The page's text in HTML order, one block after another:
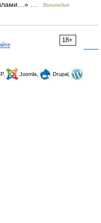
… Википедия
18+
Joomla,
Drupal,